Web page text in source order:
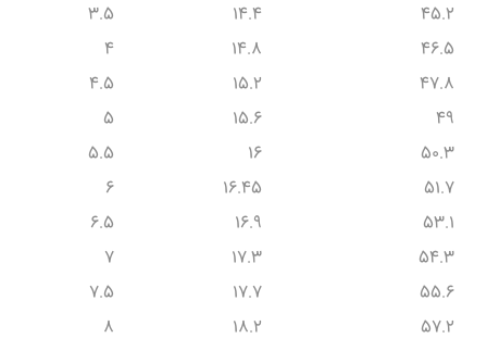
45.2
14.4
3.5
46.5
14.8
4
47.8
15.2
4.5
49
15.6
5
50.3
16
5.5
51.7
16.45
6
53.1
16.9
6.5
54.3
17.3
7
55.6
17.7
7.5
57.2
18.2
8